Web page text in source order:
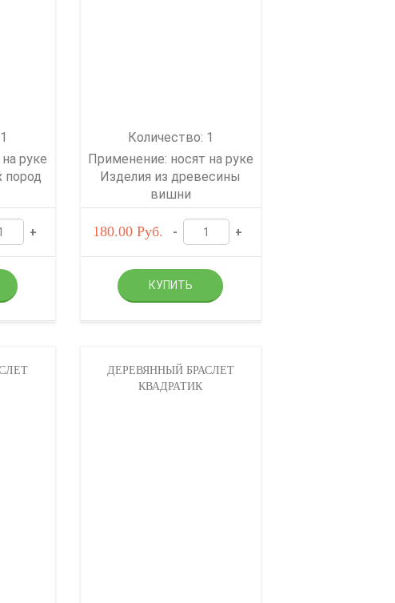
руке
пород
+
Количество: 1
Применение: носят на руке
Изделия из древесины
вишни
180.00 Руб. - +
ДЕРЕВЯННЫЙ БРАСЛЕТ
КВАДРАТИК